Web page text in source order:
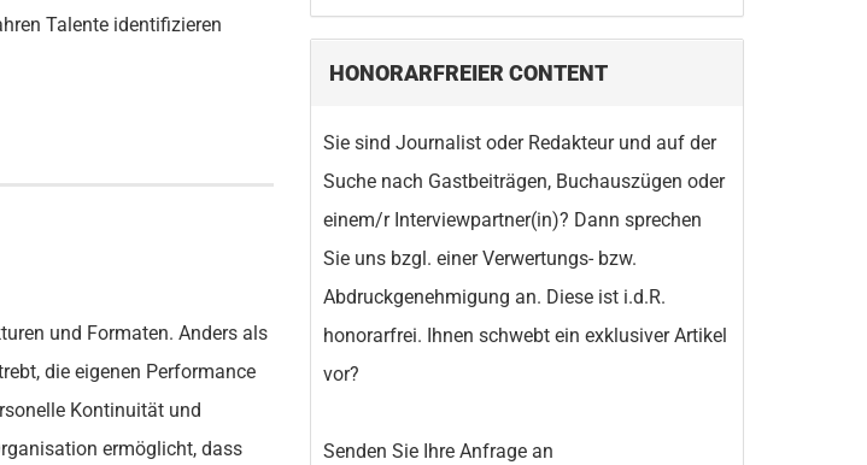
Talente identifizieren
und Formaten. Anders als
die eigenen Performance
Kontinuität und
ermöglicht, dass
HONORARFREIER CONTENT
Sie sind Journalist oder Redakteur und auf der
Suche nach Gastbeiträgen, Buchauszügen oder
einem/r Interviewpartner(in)? Dann sprechen
Sie uns bzgl. einer Verwertungs- bzw.
Abdruckgenehmigung an. Diese ist i.d.R.
honorarfrei. Ihnen schwebt ein exklusiver Artikel
vor?
Senden Sie Ihre Anfrage an